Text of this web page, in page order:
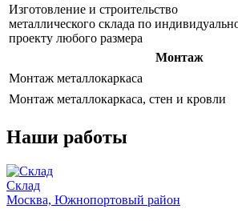
Изготовление и строительство
металлического склада по
проекту любого размера
Монтаж
Монтаж металлокаркаса
Монтаж металлокаркаса, стен и кровли
Наши работы
Склад
Москва, Южнопортовый район